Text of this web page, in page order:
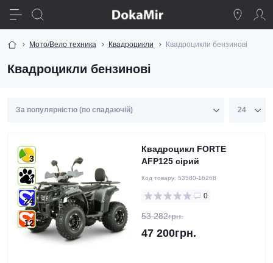
Мото/Вело техника Квадроцикли Квадроцикли бензинові
Квадроцикли бензинові
3
4
24
12
Квадроцикл FORTE
AFP125 сірий
Код товару: 53580-16268
0
53 282грн.
47 200грн.